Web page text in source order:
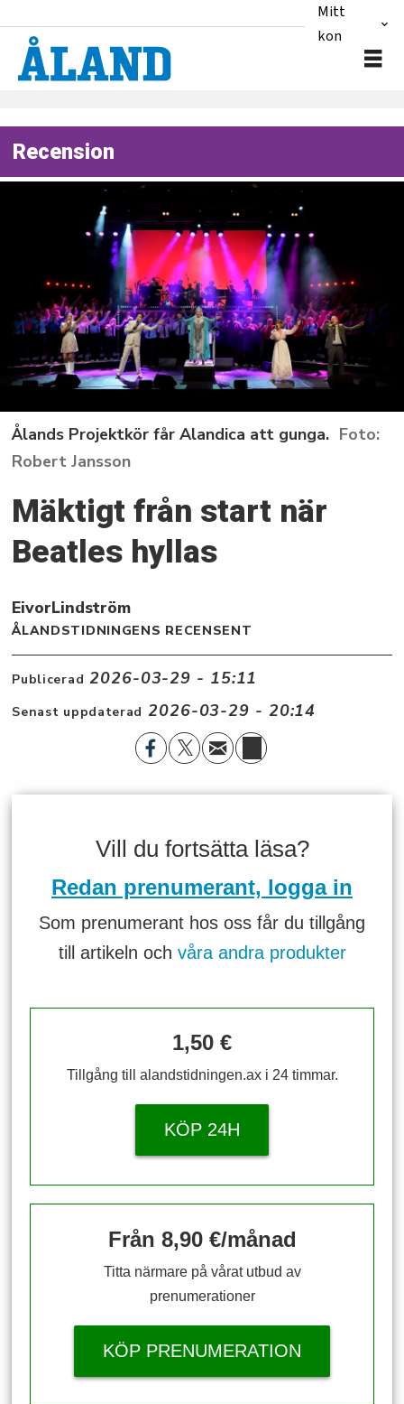
Mitt
konto
Recension
Ålands Projektkör får Alandica att gunga.
Robert Jansson
Mäktigt från start när
Beatles hyllas
EivorLindström
ÅLANDSTIDNINGENS RECENSENT
Publicerad 2026-03-29 - 15:11
Senast uppdaterad 2026-03-29 - 20:14
Vill du fortsätta läsa?
Redan prenumerant, logga in
Som prenumerant hos oss får du tillgång
till artikeln och våra andra produkter
1,50 €
Tillgång till alandstidningen.ax i 24 timmar.
KÖP 24H
Från 8,90 €/månad
Titta närmare på vårat utbud av
prenumerationer
KÖP PRENUMERATION